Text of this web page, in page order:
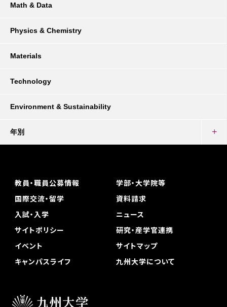
Math & Data
Physics & Chemistry
Materials
Technology
Environment & Sustainability
年別
教員・職員公募情報
学部・大学院等
国際交流・留学
資料請求
入試・入学
ニュース
サイトポリシー
研究・産学官連携
イベント
サイトマップ
キャンパスライフ
九州大学について